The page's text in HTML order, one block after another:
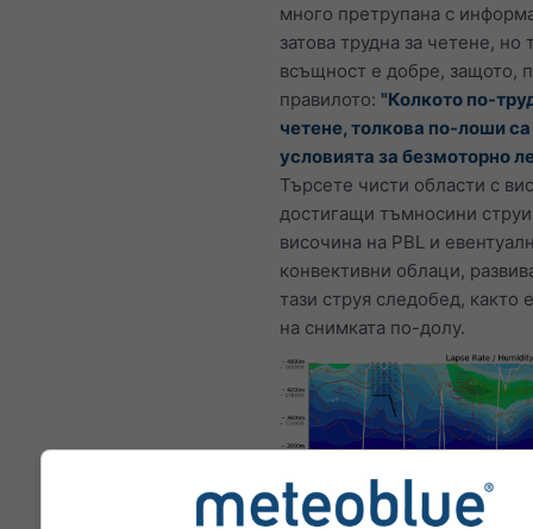
много претрупана с
затова трудна за четене, но
всъщност е добре, защото,
правилото: "Колкото по-
четене, толкова по-лоши са
условията за безмоторно
Търсете чисти области с
достигащи тъмносини
височина на PBL и
конвективни облаци,
тази струя следобед, както
на снимката по-долу.